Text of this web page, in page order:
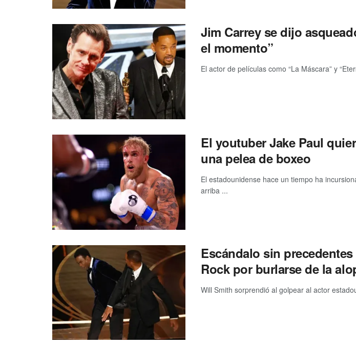
Jim Carrey se dijo
el momento”
El actor de películas como “La Máscara” y
El youtuber Jake Paul
una pelea de boxeo
El estadounidense hace un tiempo ha
arriba ...
Escándalo sin
Rock por burlarse de la
Will Smith sorprendió al golpear al actor